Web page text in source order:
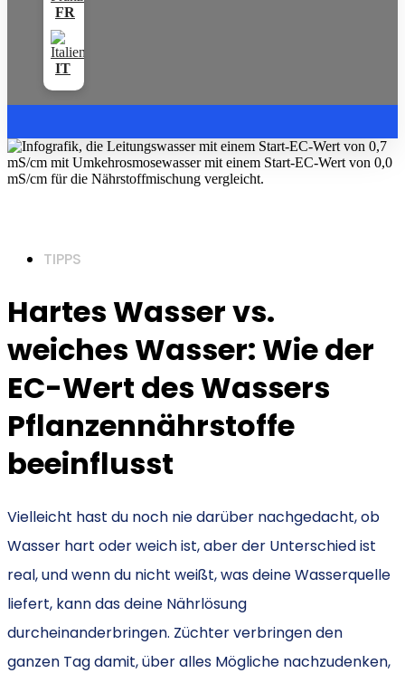
TIPPS
Hartes Wasser vs.
weiches Wasser: Wie der
EC-Wert des Wassers
Pflanzennährstoffe
beeinflusst
Vielleicht hast du noch nie darüber nachgedacht, ob
Wasser hart oder weich ist, aber der Unterschied ist
real, und wenn du nicht weißt, was deine Wasserquelle
liefert, kann das deine Nährlösung
durcheinanderbringen. Züchter verbringen den
ganzen Tag damit, über alles Mögliche nachzudenken,